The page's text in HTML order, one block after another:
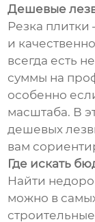
Дешевые
Резка плитки
и
всегда есть
суммы на
особенно
масштаба. В
дешевых
вам
Где искать
Найти
можно в